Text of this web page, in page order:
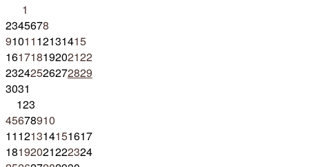
1
2345678
9101112131415
16171819202122
23242526272829
3031
123
45678910
11121314151617
18192021222324